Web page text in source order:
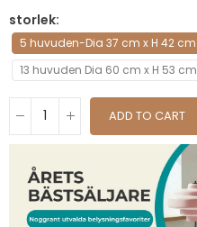
storlek
5 huvuden-Dia 37 cm x H 42 cm
13 huvuden Dia 60 cm x H 53 cm
ADD TO CART